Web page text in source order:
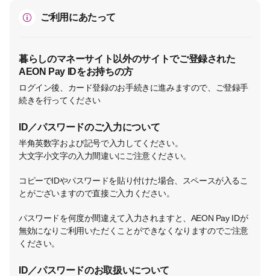
ご利用にあたって
暮らしのマネーサイト以外のサイトでご登録された
AEON Pay IDをお持ちの方
ログイン後、カード登録のお手続きに進みますので、ご登録手
続きを行ってください
ID／パスワードのご入力について
半角英数字および記号で入力してください。
大文字小文字の入力間違いにご注意ください。
コピーでIDやパスワードを貼り付けた場合、スペースが入るこ
とがございますので直接ご入力ください。
パスワードを何度か間違えて入力されますと、AEON Pay IDが
無効になりご利用いただくことができなくなりますのでご注意
ください。
ID／パスワードのお取扱いについて